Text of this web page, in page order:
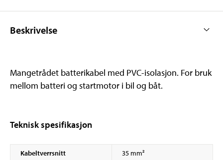
Beskrivelse
Mangetrådet batterikabel med PVC-isolasjon. For bruk
mellom batteri og startmotor i bil og båt.
Teknisk spesifikasjon
Kabeltverrsnitt
35 mm²